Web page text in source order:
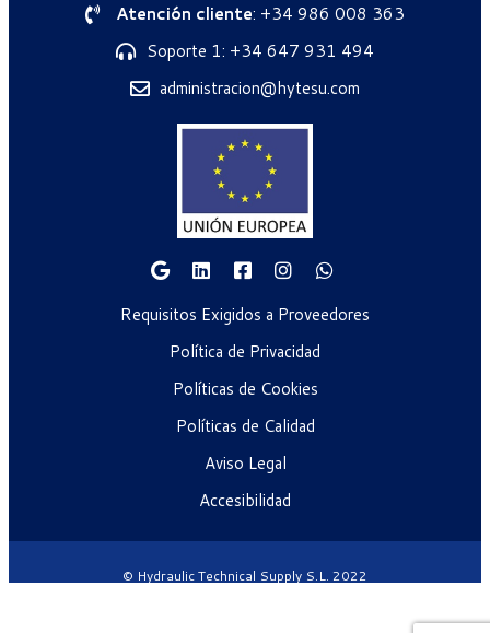
Atención cliente: +34 986 008 363
Soporte 1: +34 647 931 494
administracion@hytesu.com
Requisitos Exigidos a Proveedores
Política de Privacidad
Políticas de Cookies
Políticas de Calidad
Aviso Legal
Accesibilidad
© Hydraulic Technical Supply S.L. 2022